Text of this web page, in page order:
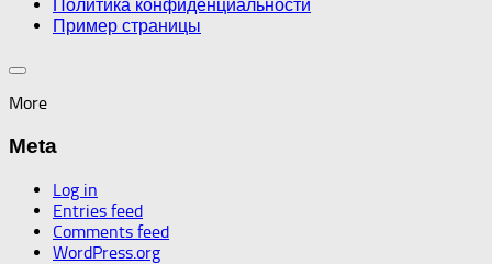
Политика конфиденциальности
Пример страницы
More
Meta
Log in
Entries feed
Comments feed
WordPress.org